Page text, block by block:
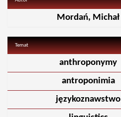
Mordań, Michał
Temat
anthroponymy
antroponimia
językoznawstwo